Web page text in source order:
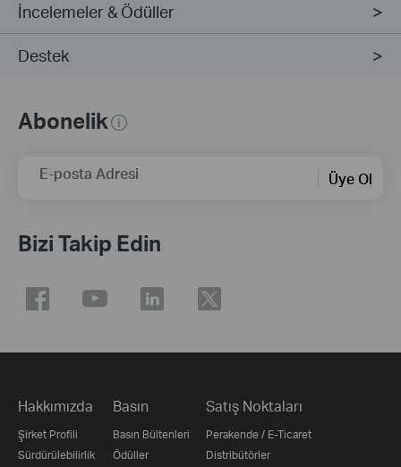
İncelemeler & Ödüller
Destek
Abonelik
E-posta Adresi Üye Ol
Bizi Takip Edin
Hakkımızda
Şirket Profili
Sürdürülebilirlik
Basın
Basın Bültenleri
Ödüller
Satış Noktaları
Perakende / E-Ticaret
Distribütörler